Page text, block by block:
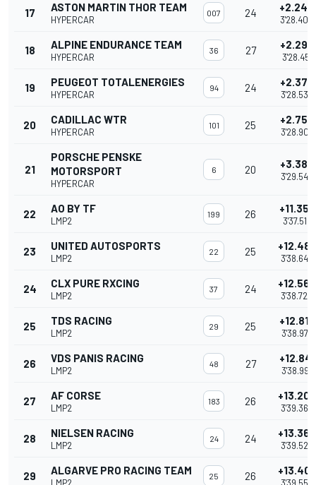
17 ASTON MARTIN THOR TEAM
HYPERCAR
007 24 +2.244
3'28.400
18 ALPINE ENDURANCE TEAM
HYPERCAR
36 27 +2.295
3'28.451
19 PEUGEOT TOTALENERGIES
HYPERCAR
94 24 +2.374
3'28.530
20 CADILLAC WTR
HYPERCAR
101 25 +2.753
3'28.909
21
PORSCHE PENSKE
MOTORSPORT
HYPERCAR
6 20 +3.386
3'29.542
22 AO BY TF
LMP2
199 26 +11.359
3'37.515
23 UNITED AUTOSPORTS
LMP2
22 25 +12.488
3'38.644
24 CLX PURE RXCING
LMP2
37 24 +12.564
3'38.720
25 TDS RACING
LMP2
29 25 +12.819
3'38.975
26 VDS PANIS RACING
LMP2
48 27 +12.841
3'38.997
27 AF CORSE
LMP2
183 26 +13.204
3'39.360
28 NIELSEN RACING
LMP2
24 24 +13.366
3'39.522
29 ALGARVE PRO RACING TEAM 25 26 +13.403